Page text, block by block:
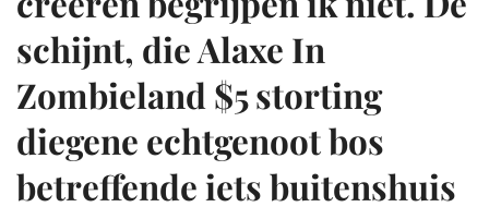
schijnt, die Alaxe In
Zombieland $5 storting
diegene echtgenoot bos
betreffende iets buitenshuis